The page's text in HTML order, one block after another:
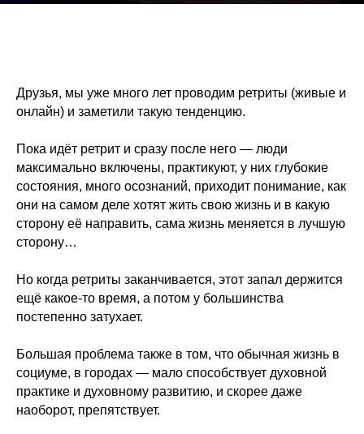
Друзья, мы уже много лет проводим ретриты (живые и
онлайн) и заметили такую тенденцию.
Пока идёт ретрит и сразу после него — люди
максимально включены, практикуют, у них глубокие
состояния, много осознаний, приходит понимание, как
они на самом деле хотят жить свою жизнь и в какую
сторону её направить, сама жизнь меняется в лучшую
сторону…
Но когда ретриты заканчивается, этот запал держится
ещё какое-то время, а потом у большинства
постепенно затухает.
Большая проблема также в том, что обычная жизнь в
социуме, в городах — мало способствует духовной
практике и духовному развитию, и скорее даже
наоборот, препятствует.